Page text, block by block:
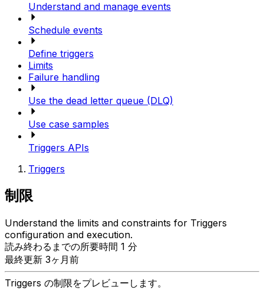
Understand and manage events
Schedule events
Define triggers
Limits
Failure handling
Use the dead letter queue (DLQ)
Use case samples
Triggers APIs
Triggers
制限
Understand the limits and constraints for Triggers
configuration and execution.
読み終わるまでの所要時間 1 分
最終更新 3ヶ月前
Triggers の制限をプレビューします。